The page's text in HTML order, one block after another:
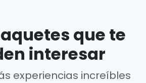
que te
interesar
experiencias increíbles